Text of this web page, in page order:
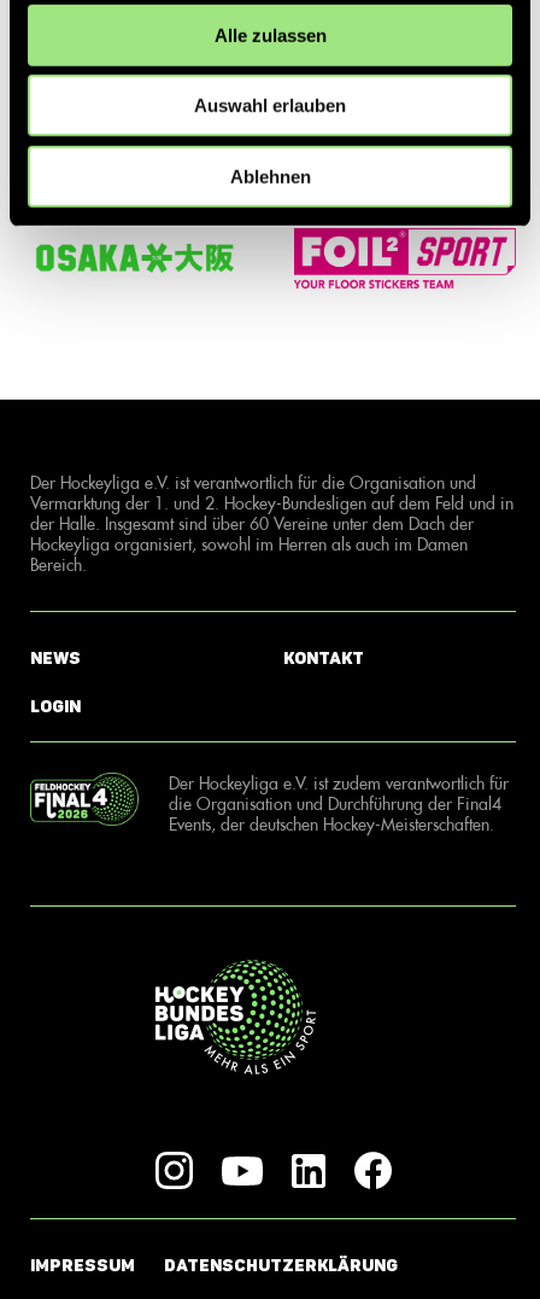
Alle zulassen
Auswahl erlauben
Ablehnen
Der Hockeyliga e.V. ist verantwortlich für die Organisation und
Vermarktung der 1. und 2. Hockey-Bundesligen auf dem Feld und in
der Halle. Insgesamt sind über 60 Vereine unter dem Dach der
Hockeyliga organisiert, sowohl im Herren als auch im Damen
Bereich.
News
Login
Kontakt
Der Hockeyliga e.V. ist zudem verantwortlich für
die Organisation und Durchführung der Final4
Events, der deutschen Hockey-Meisterschaften.
IMPRESSUM DATENSCHUTZERKLÄRUNG